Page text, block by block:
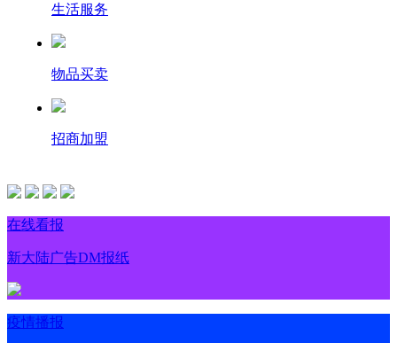
生活服务
物品买卖
招商加盟
在线看报
新大陆广告DM报纸
疫情播报